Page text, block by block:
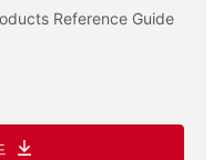
Reference Guide